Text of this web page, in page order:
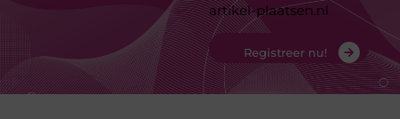
artikel-plaatsen.nl
Registreer nu!